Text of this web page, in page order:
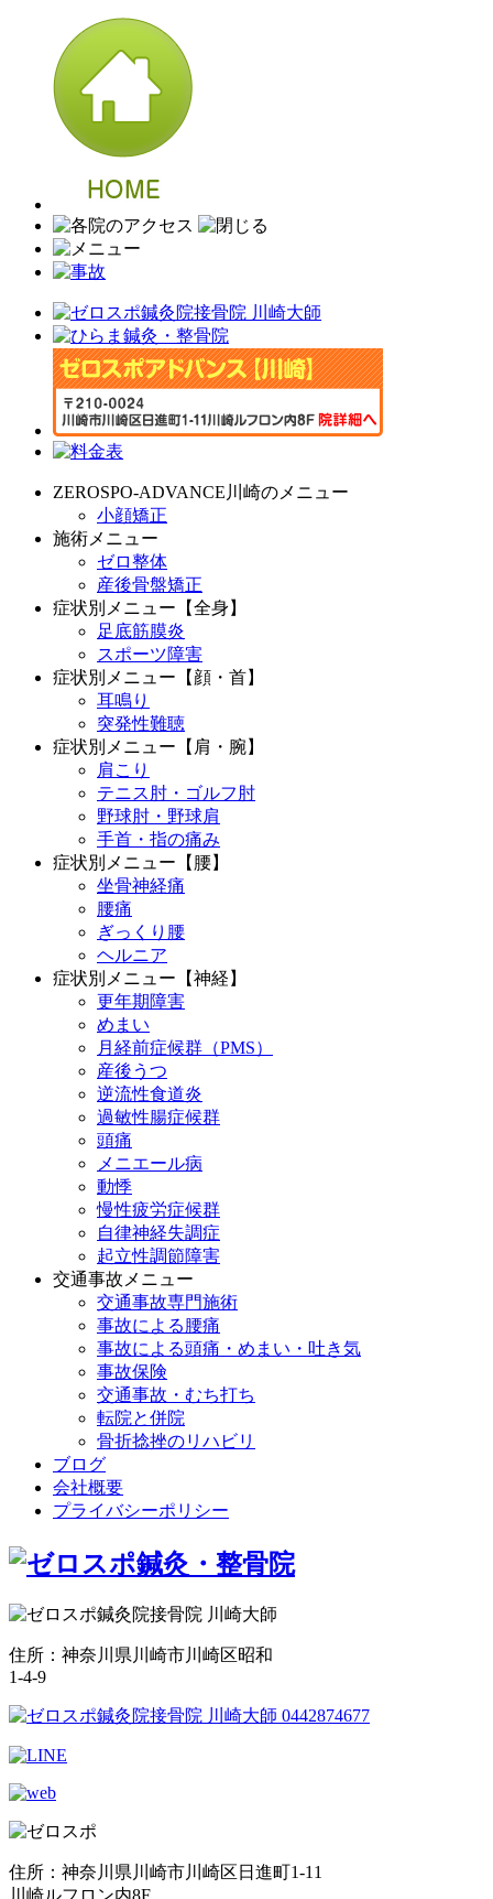
ZEROSPO-ADVANCE川崎のメニュー
小顔矯正
施術メニュー
ゼロ整体
産後骨盤矯正
症状別メニュー【全身】
足底筋膜炎
スポーツ障害
症状別メニュー【顔・首】
耳鳴り
突発性難聴
症状別メニュー【肩・腕】
肩こり
テニス肘・ゴルフ肘
野球肘・野球肩
手首・指の痛み
症状別メニュー【腰】
坐骨神経痛
腰痛
ぎっくり腰
ヘルニア
症状別メニュー【神経】
更年期障害
めまい
月経前症候群（PMS）
産後うつ
逆流性食道炎
過敏性腸症候群
頭痛
メニエール病
動悸
慢性疲労症候群
自律神経失調症
起立性調節障害
交通事故メニュー
交通事故専門施術
事故による腰痛
事故による頭痛・めまい・吐き気
事故保険
交通事故・むち打ち
転院と併院
骨折捻挫のリハビリ
ブログ
会社概要
プライバシーポリシー
住所：神奈川県川崎市川崎区昭和
1-4-9
住所：神奈川県川崎市川崎区日進町1-11